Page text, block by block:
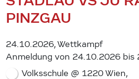
PINZGAU
24.10.2026, Wettkampf
Anmeldung von 24.10.2026 bis
Volksschule @ 1220 Wien,